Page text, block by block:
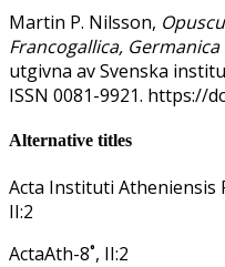
Martin P. Nilsson,
Francogallica,
utgivna av Svenska
ISSN 0081-9921. https://
Alternative titles
Acta Instituti Atheniensis
II:2
ActaAth-8˚, II:2